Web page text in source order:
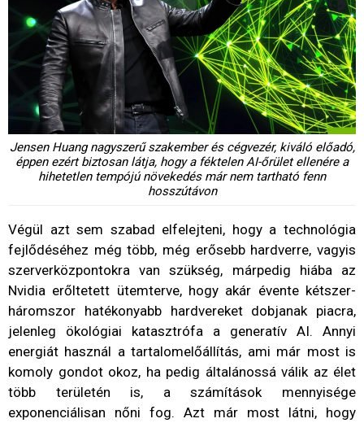
Jensen Huang nagyszerű szakember és cégvezér, kiváló előadó,
éppen ezért biztosan látja, hogy a féktelen AI-őrület ellenére a
hihetetlen tempójú növekedés már nem tartható fenn
hosszútávon
Végül azt sem szabad elfelejteni, hogy a technológia
fejlődéséhez még több, még erősebb hardverre, vagyis
szerverközpontokra van szükség, márpedig hiába az
Nvidia erőltetett ütemterve, hogy akár évente kétszer-
háromszor hatékonyabb hardvereket dobjanak piacra,
jelenleg ökológiai katasztrófa a generatív AI. Annyi
energiát használ a tartalomelőállítás, ami már most is
komoly gondot okoz, ha pedig általánossá válik az élet
több területén is, a számítások mennyisége
exponenciálisan nőni fog. Azt már most látni, hogy